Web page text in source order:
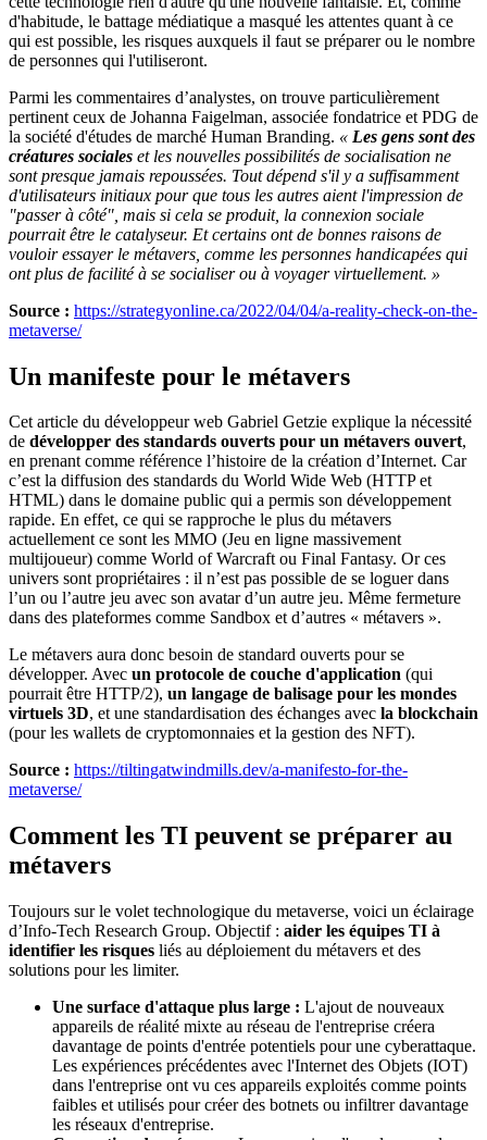
d'habitude, le battage médiatique a masqué les attentes quant à ce
qui est possible, les risques auxquels il faut se préparer ou le nombre
de personnes qui l'utiliseront.
Parmi les commentaires d’analystes, on trouve particulièrement
pertinent ceux de Johanna Faigelman, associée fondatrice et PDG de
la société d'études de marché Human Branding. « Les gens sont des
créatures sociales et les nouvelles possibilités de socialisation ne
sont presque jamais repoussées. Tout dépend s'il y a suffisamment
d'utilisateurs initiaux pour que tous les autres aient l'impression de
"passer à côté", mais si cela se produit, la connexion sociale
pourrait être le catalyseur. Et certains ont de bonnes raisons de
vouloir essayer le métavers, comme les personnes handicapées qui
ont plus de facilité à se socialiser ou à voyager virtuellement. »
Source : https://strategyonline.ca/2022/04/04/a-reality-check-on-the-
metaverse/
Un manifeste pour le métavers
Cet article du développeur web Gabriel Getzie explique la nécessité
de développer des standards ouverts pour un métavers ouvert,
en prenant comme référence l’histoire de la création d’Internet. Car
c’est la diffusion des standards du World Wide Web (HTTP et
HTML) dans le domaine public qui a permis son développement
rapide. En effet, ce qui se rapproche le plus du métavers
actuellement ce sont les MMO (Jeu en ligne massivement
multijoueur) comme World of Warcraft ou Final Fantasy. Or ces
univers sont propriétaires : il n’est pas possible de se loguer dans
l’un ou l’autre jeu avec son avatar d’un autre jeu. Même fermeture
dans des plateformes comme Sandbox et d’autres « métavers ».
Le métavers aura donc besoin de standard ouverts pour se
développer. Avec un protocole de couche d'application (qui
pourrait être HTTP/2), un langage de balisage pour les mondes
virtuels 3D, et une standardisation des échanges avec la blockchain
(pour les wallets de cryptomonnaies et la gestion des NFT).
Source : https://tiltingatwindmills.dev/a-manifesto-for-the-
metaverse/
Comment les TI peuvent se préparer au
métavers
Toujours sur le volet technologique du metaverse, voici un éclairage
d’Info-Tech Research Group. Objectif : aider les équipes TI à
identifier les risques liés au déploiement du métavers et des
solutions pour les limiter.
Une surface d'attaque plus large : L'ajout de nouveaux
appareils de réalité mixte au réseau de l'entreprise créera
davantage de points d'entrée potentiels pour une cyberattaque.
Les expériences précédentes avec l'Internet des Objets (IOT)
dans l'entreprise ont vu ces appareils exploités comme points
faibles et utilisés pour créer des botnets ou infiltrer davantage
les réseaux d'entreprise.